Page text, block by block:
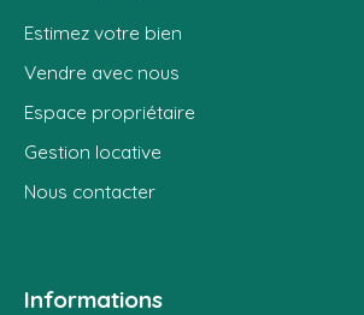
Estimez votre bien
Vendre avec nous
Espace propriétaire
Gestion locative
Nous contacter
Informations